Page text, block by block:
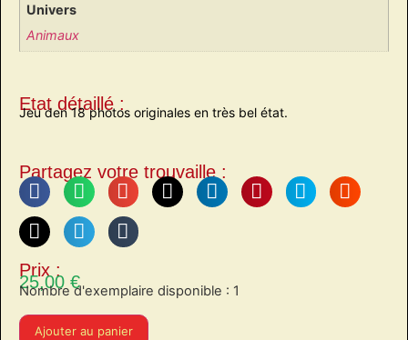
Univers
Animaux
Etat détaillé :
Jeu den 18 photos originales en très bel état.
Partagez votre trouvaille :
Prix :
25,00 €
Nombre d'exemplaire disponible : 1
Ajouter au panier